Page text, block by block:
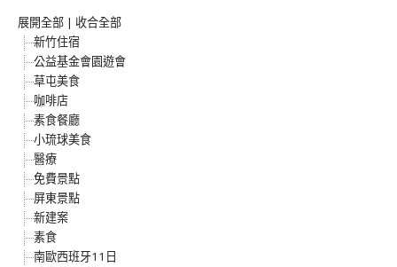
展開全部 | 收合全部
新竹住宿
公益基金會園遊會
草屯美食
咖啡店
素食餐廳
小琉球美食
醫療
免費景點
屏東景點
新建案
素食
南歐西班牙11日